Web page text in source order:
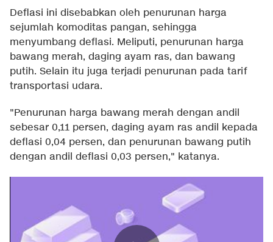
Deflasi ini disebabkan oleh penurunan harga
sejumlah komoditas pangan, sehingga
menyumbang deflasi. Meliputi, penurunan harga
bawang merah, daging ayam ras, dan bawang
putih. Selain itu juga terjadi penurunan pada tarif
transportasi udara.
"Penurunan harga bawang merah dengan andil
sebesar 0,11 persen, daging ayam ras andil kepada
deflasi 0,04 persen, dan penurunan bawang putih
dengan andil deflasi 0,03 persen," katanya.